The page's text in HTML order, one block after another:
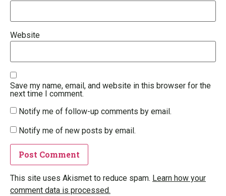
Website
Save my name, email, and website in this browser for the
next time I comment.
Notify me of follow-up comments by email.
Notify me of new posts by email.
This site uses Akismet to reduce spam. Learn how your
comment data is processed.